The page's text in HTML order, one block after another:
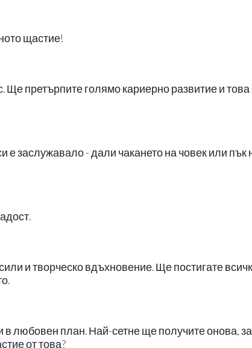
щастие!
претърпите голямо кариерно развитие и
е заслужавало - дали чакането на човек или пък
и творческо вдъхновение. Ще постигате
в любовен план. Най-сетне ще получите онова,
от това?